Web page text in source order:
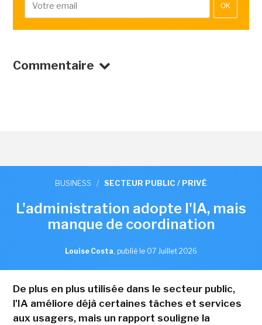
OK
Commentaire
BUSINESS / SECTEUR PUBLIC / PRIVÉ
L'administration adopte l'IA, mais
manque de coordination
Louise Costa, publié le 07 Juillet 2026
De plus en plus utilisée dans le secteur public,
l'IA améliore déjà certaines tâches et services
aux usagers, mais un rapport souligne la